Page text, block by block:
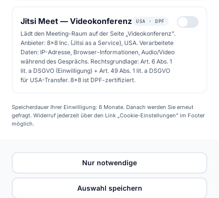
In der 25. Episode erörtern Solaria und Maik
Solarstrom, Speicherungsmethoden und
umweltfreundliche Anwendungen in der
Industrie sowie die Zukunft der
Wasserstofftechnologie.
Kostenlose Beratung
Jetzt anhören
Jitsi Meet — Videokonferenz USA · DPF
Lädt den Meeting-Raum auf der Seite „Videokonferenz".
Anbieter: 8x8 Inc. (Jitsi as a Service), USA. Verarbeitete
Daten: IP-Adresse, Browser-Informationen, Audio/Video
während des Gesprächs. Rechtsgrundlage: Art. 6 Abs. 1
lit. a DSGVO (Einwilligung) + Art. 49 Abs. 1 lit. a DSGVO
für USA-Transfer. 8x8 ist DPF-zertifiziert.
Speicherdauer Ihrer Einwilligung: 6 Monate. Danach werden Sie erneut
gefragt. Widerruf jederzeit über den Link „Cookie-Einstellungen" im Footer
möglich.
Nur notwendige
Auswahl speichern